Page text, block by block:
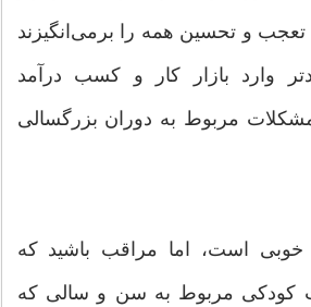
و تحسین همه را برمی‌انگیزند
وارد بازار کار و کسب درآمد
مربوط به دوران بزرگسالی
خوبی است، ‌اما مراقب باشید که
کودکی مربوط به سن و سالی که